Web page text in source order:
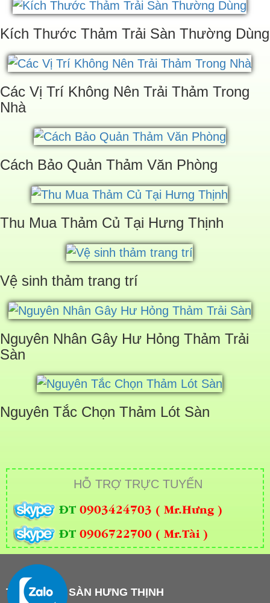
Kích Thước Thảm Trải Sàn Thường Dùng
Các Vị Trí Không Nên Trải Thảm Trong
Nhà
Cách Bảo Quản Thảm Văn Phòng
Thu Mua Thảm Củ Tại Hưng Thịnh
Vệ sinh thảm trang trí
Nguyên Nhân Gây Hư Hỏng Thảm Trải
Sàn
Nguyên Tắc Chọn Thảm Lót Sàn
HỖ TRỢ TRỰC TUYẾN
ĐT 0903424703 ( Mr.Hưng )
ĐT 0906722700 ( Mr.Tài )
THẢM TRẢI SÀN HƯNG THỊNH